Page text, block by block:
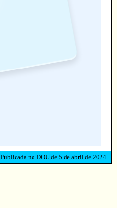
Publicada no DOU de 5 de abril de 2024